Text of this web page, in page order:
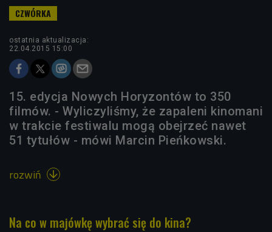
ostatnia aktualizacja:
22.04.2015 15:00
15. edycja Nowych Horyzontów to 350
filmów. - Wyliczyliśmy, że zapaleni kinomani
w trakcie festiwalu mogą obejrzeć nawet
51 tytułów - mówi Marcin Pieńkowski.
rozwiń 
Na co w majówkę wybrać się do kina?